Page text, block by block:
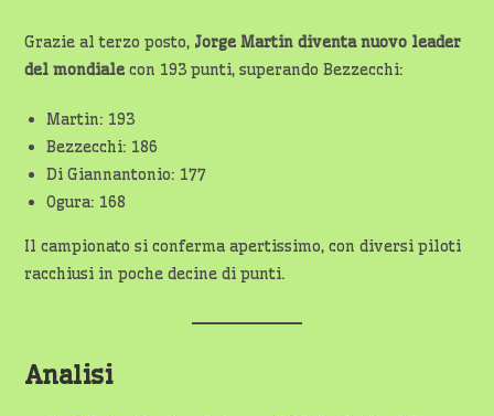
Grazie al terzo posto, Jorge Martin diventa nuovo leader
del mondiale con 193 punti, superando Bezzecchi:
Martin: 193
Bezzecchi: 186
Di Giannantonio: 177
Ogura: 168
Il campionato si conferma apertissimo, con diversi piloti
racchiusi in poche decine di punti.
Analisi